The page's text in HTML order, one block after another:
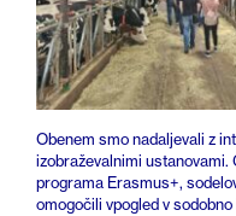
Obenem smo nadaljevali z
izobraževalnimi
programa Erasmus+,
omogočili vpogled v